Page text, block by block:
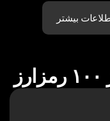
بیشتر